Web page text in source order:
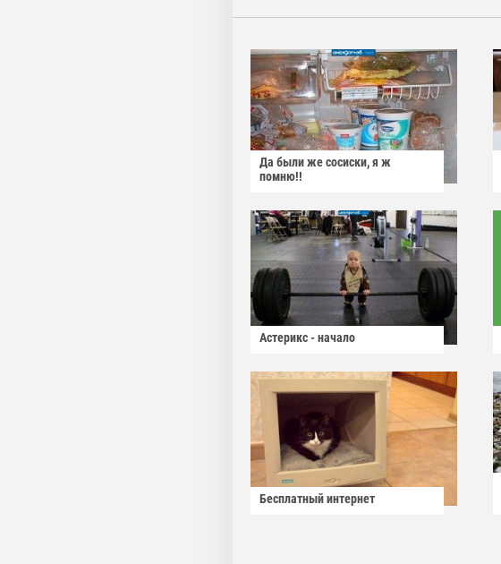
Да были же сосиски, я ж
помню!!
Астерикс - начало
Бесплатный интернет